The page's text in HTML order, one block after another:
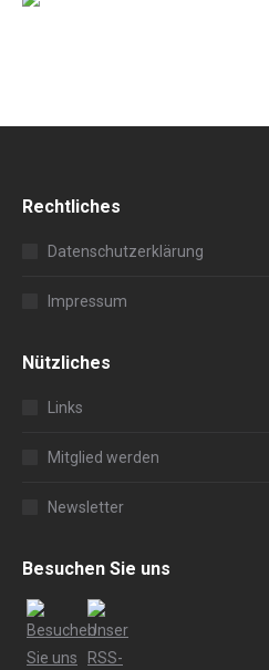
Rechtliches
Datenschutzerklärung
Impressum
Nützliches
Links
Mitglied werden
Newsletter
Besuchen Sie uns